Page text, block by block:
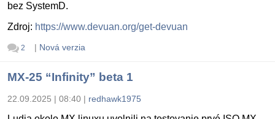
bez SystemD.
Zdroj: https://www.devuan.org/get-devuan
2 | Nová verzia
MX-25 “Infinity” beta 1
22.09.2025 | 08:40 | redhawk1975